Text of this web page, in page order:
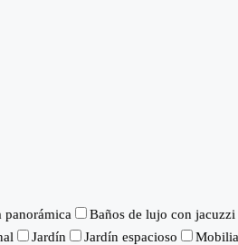
panorámica Baños de lujo con jacuzzi
Jardín Jardín espacioso